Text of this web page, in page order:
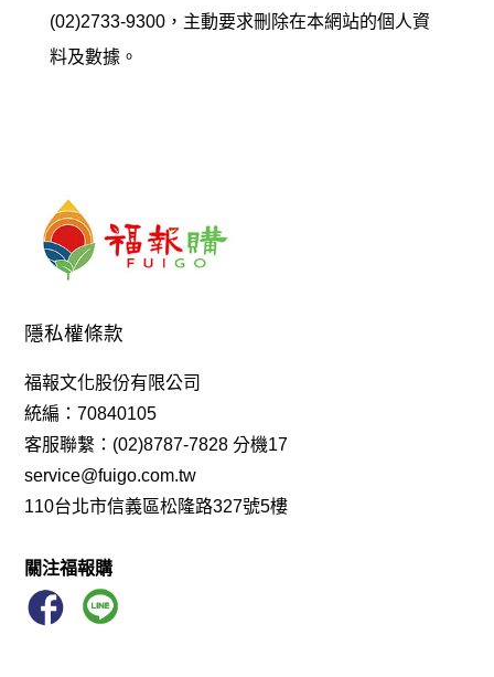
(02)2733-9300，主動要求刪除在本網站的個人資
料及數據。
隱私權條款
福報文化股份有限公司
統編：70840105
客服聯繫：(02)8787-7828 分機17
service@fuigo.com.tw
110台北市信義區松隆路327號5樓
關注福報購